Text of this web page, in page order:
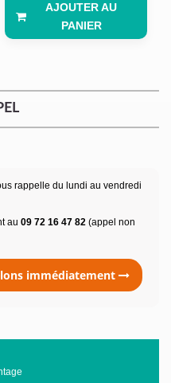
AJOUTER AU
PANIER
rappelle du lundi au vendredi
au 09 72 16 47 82 (appel non
immédiatement